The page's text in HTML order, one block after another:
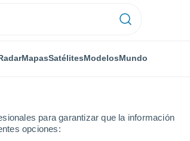
para garantizar que la información
opciones:
MapasSatélitesModelosMundo